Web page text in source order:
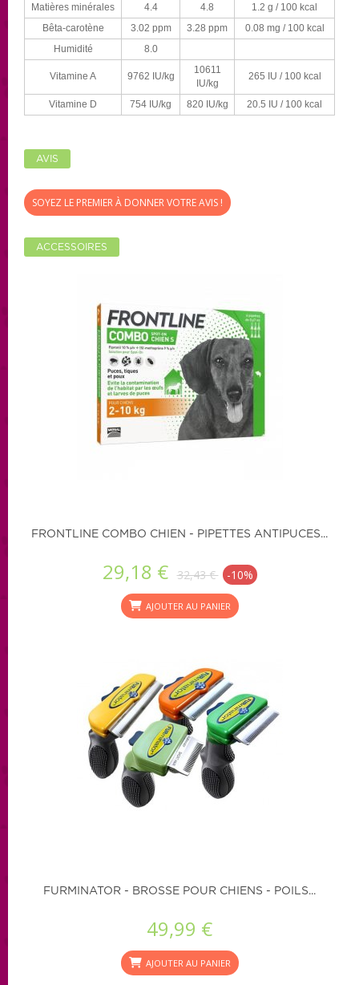
Matières minérales 4.4 4.8
1.2 g / 100 kcal
Bêta-carotène
3.02 ppm 3.28 ppm
0.08 mg / 100 kcal
Humidité
8.0
Vitamine A 9762 IU/kg
10611
IU/kg
265 IU / 100 kcal
Vitamine D 754 IU/kg 820 IU/kg 20.5 IU / 100 kcal
AVIS
SOYEZ LE PREMIER À DONNER VOTRE AVIS !
ACCESSOIRES
FRONTLINE COMBO CHIEN - PIPETTES ANTIPUCES...
29,18 € 32,43 € -10%
AJOUTER AU PANIER
FURMINATOR - BROSSE POUR CHIENS - POILS...
49,99 €
AJOUTER AU PANIER